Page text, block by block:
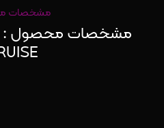
مشخصات
مشخصات محصول :